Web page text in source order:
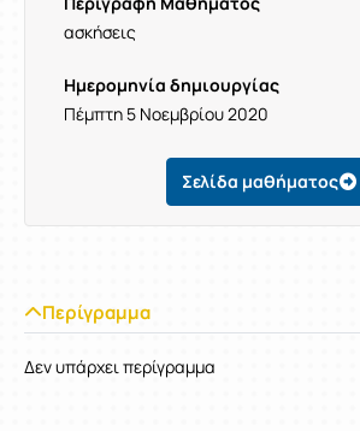
ασκήσεις
Ημερομηνία δημιουργίας
Πέμπτη 5 Νοεμβρίου 2020
Σελίδα μαθήματος
Περίγραμμα
Δεν υπάρχει περίγραμμα